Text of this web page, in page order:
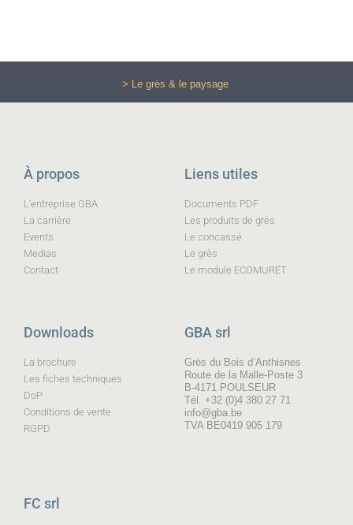
> Le grès & le paysage
À propos
L'entreprise GBA
La carrière
Events
Medias
Contact
Liens utiles
Documents PDF
Les produits de grès
Le concassé
Le grès
Le module ECOMURET
Downloads
La brochure
Les fiches techniques
DoP
Conditions de vente
RGPD
GBA srl
Grès du Bois d’Anthisnes
Route de la Malle-Poste 3
B-4171 POULSEUR
Tél. +32 (0)4 380 27 71
info@gba.be
TVA BE0419 905 179
FC srl